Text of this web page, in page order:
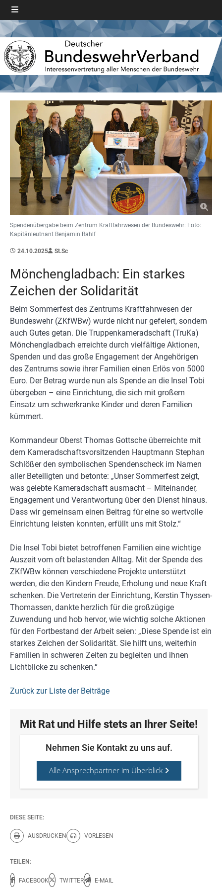
Spendenübergabe beim Zentrum Kraftfahrwesen der Bundeswehr: Foto:
Kapitänleutnant Benjamin Rahlf
24.10.2025 St.Sc
Mönchengladbach: Ein starkes
Zeichen der Solidarität
Beim Sommerfest des Zentrums Kraftfahrwesen der
Bundeswehr (ZKfWBw) wurde nicht nur gefeiert, sondern
auch Gutes getan. Die Truppenkameradschaft (TruKa)
Mönchengladbach erreichte durch vielfältige Aktionen,
Spenden und das große Engagement der Angehörigen
des Zentrums sowie ihrer Familien einen Erlös von 5000
Euro. Der Betrag wurde nun als Spende an die Insel Tobi
übergeben – eine Einrichtung, die sich mit großem
Einsatz um schwerkranke Kinder und deren Familien
kümmert.
Kommandeur Oberst Thomas Gottsche überreichte mit
dem Kameradschaftsvorsitzenden Hauptmann Stephan
Schlößer den symbolischen Spendenscheck im Namen
aller Beteiligten und betonte: „Unser Sommerfest zeigt,
was gelebte Kameradschaft ausmacht – Miteinander,
Engagement und Verantwortung über den Dienst hinaus.
Dass wir gemeinsam einen Beitrag für eine so wertvolle
Einrichtung leisten konnten, erfüllt uns mit Stolz.“
Die Insel Tobi bietet betroffenen Familien eine wichtige
Auszeit vom oft belastenden Alltag. Mit der Spende des
ZKfWBw können verschiedene Projekte unterstützt
werden, die den Kindern Freude, Erholung und neue Kraft
schenken. Die Vertreterin der Einrichtung, Kerstin Thyssen-
Thomassen, dankte herzlich für die großzügige
Zuwendung und hob hervor, wie wichtig solche Aktionen
für den Fortbestand der Arbeit seien: „Diese Spende ist ein
starkes Zeichen der Solidarität. Sie hilft uns, weiterhin
Familien in schweren Zeiten zu begleiten und ihnen
Lichtblicke zu schenken.“
Zurück zur Liste der Beiträge
Mit Rat und Hilfe stets an Ihrer Seite!
Nehmen Sie Kontakt zu uns auf.
Alle Ansprechpartner im Überblick
DIESE SEITE:
AUSDRUCKEN
Diese Seite drucken.
VORLESEN
Diese Seite vorlesen.
TEILEN:
FACEBOOK TWITTER E-MAIL